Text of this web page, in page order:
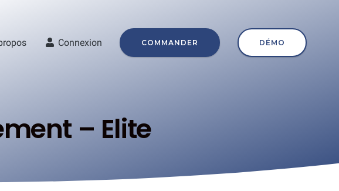
Connexion COMMANDER DÉMO
– Elite